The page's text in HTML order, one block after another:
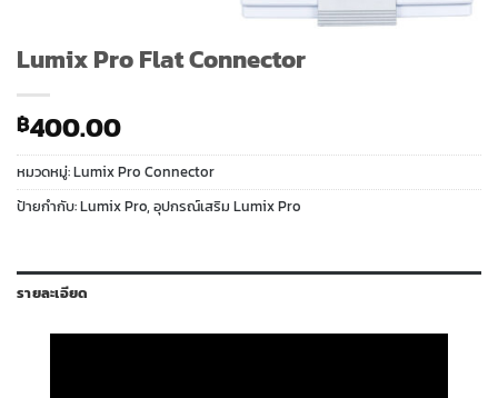
Lumix Pro Flat Connector
฿400.00
หมวดหมู่:Lumix Pro Connector
ป้ายกำกับ:Lumix Pro, อุปกรณ์เสริม Lumix Pro
รายละเอียด